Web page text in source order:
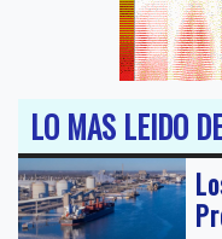
LO MAS LEIDO